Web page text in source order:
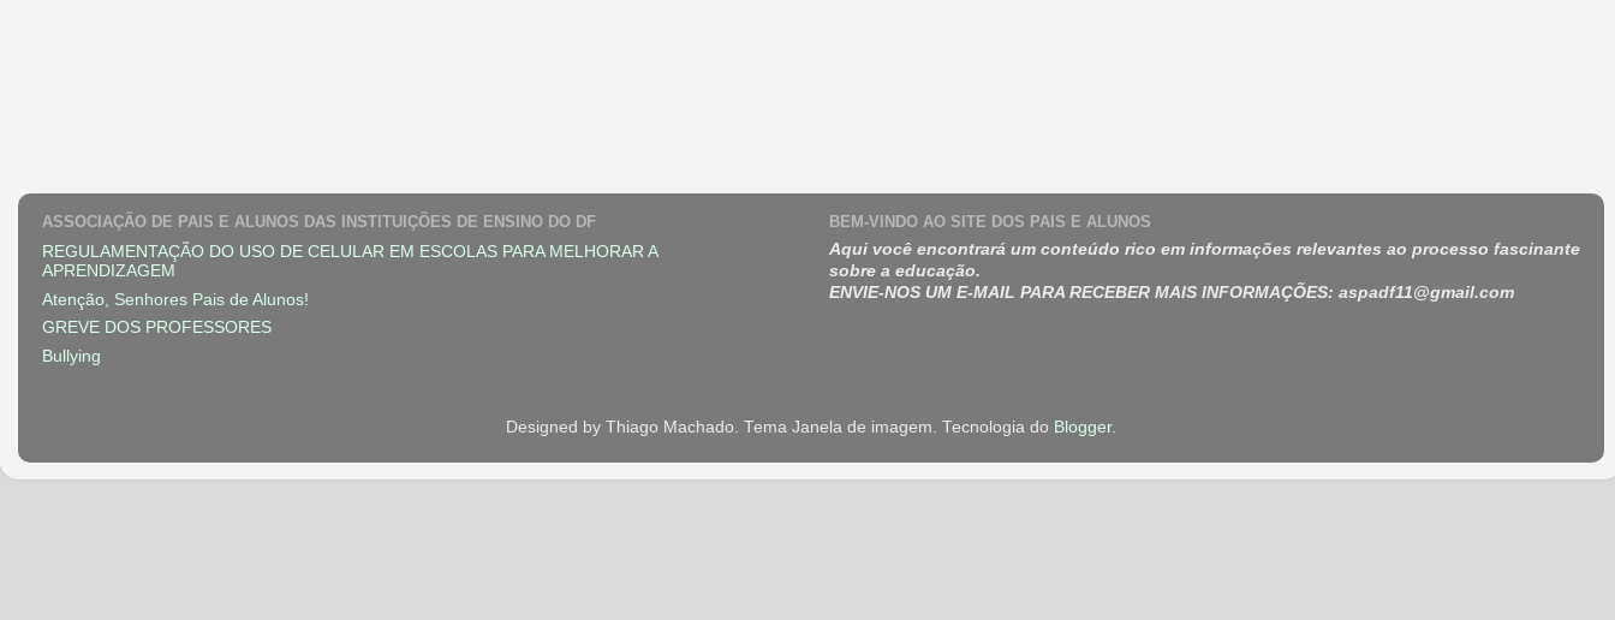
ASSOCIAÇÃO DE PAIS E ALUNOS DAS INSTITUIÇÕES DE ENSINO DO DF
REGULAMENTAÇÃO DO USO DE CELULAR EM ESCOLAS PARA MELHORAR A
APRENDIZAGEM
Atenção, Senhores Pais de Alunos!
GREVE DOS PROFESSORES
Bullying
BEM-VINDO AO SITE DOS PAIS E ALUNOS
Aqui você encontrará um conteúdo rico em informações relevantes ao processo fascinante
sobre a educação.
ENVIE-NOS UM E-MAIL PARA RECEBER MAIS INFORMAÇÕES: aspadf11@gmail.com
Designed by Thiago Machado. Tema Janela de imagem. Tecnologia do Blogger.